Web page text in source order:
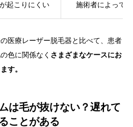
起こりにくい 施術者によって
医療レーザー脱毛器と比べて、患者
色に関係なく さまざまなケースにお
す。
は毛が抜けない？遅れて
ことがある